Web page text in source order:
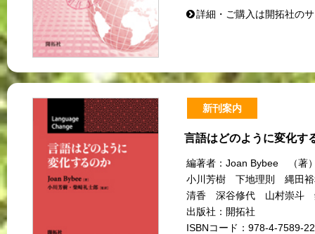
詳細・ご購入は開拓社の
新刊案内
言語はどのように変化す
編著者： Joan Bybee （著
小川芳樹 下地理則 縄田
清香 深谷修代 山村崇斗
出版社： 開拓社
ISBNコード： 978-4-7589-